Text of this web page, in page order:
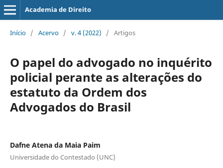
Academia de Direito
Início / Acervo / v. 4 (2022) / Artigos
O papel do advogado no inquérito
policial perante as alterações do
estatuto da Ordem dos
Advogados do Brasil
Dafne Atena da Maia Paim
Universidade do Contestado (UNC)